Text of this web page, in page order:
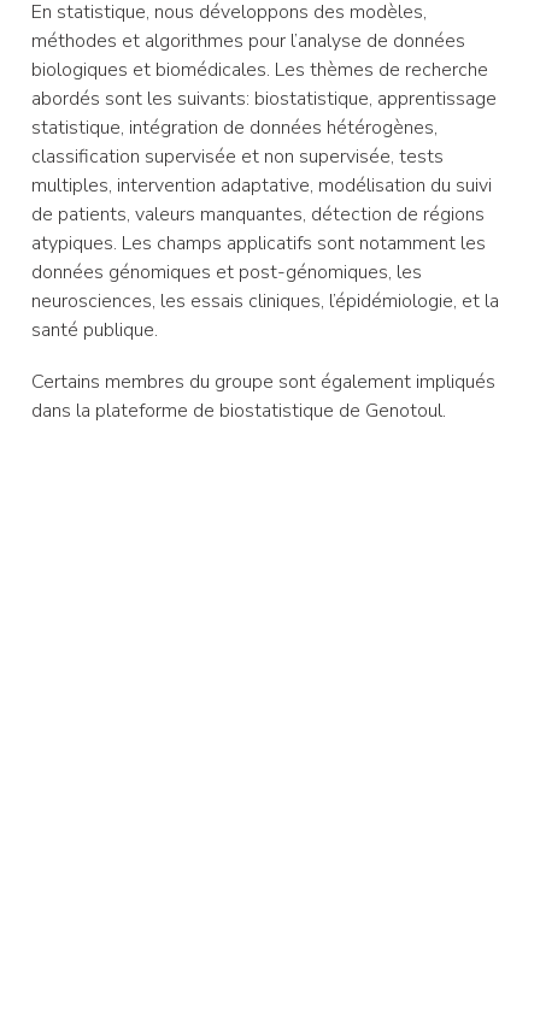
En statistique, nous développons des modèles,
méthodes et algorithmes pour l’analyse de données
biologiques et biomédicales. Les thèmes de recherche
abordés sont les suivants: biostatistique, apprentissage
statistique, intégration de données hétérogènes,
classification supervisée et non supervisée, tests
multiples, intervention adaptative, modélisation du suivi
de patients, valeurs manquantes, détection de régions
atypiques. Les champs applicatifs sont notamment les
données génomiques et post-génomiques, les
neurosciences, les essais cliniques, l’épidémiologie, et la
santé publique.
Certains membres du groupe sont également impliqués
dans la plateforme de biostatistique de Genotoul.